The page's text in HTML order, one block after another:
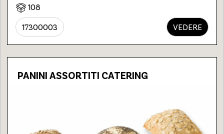
108
17300003 VEDERE
PANINI ASSORTITI CATERING